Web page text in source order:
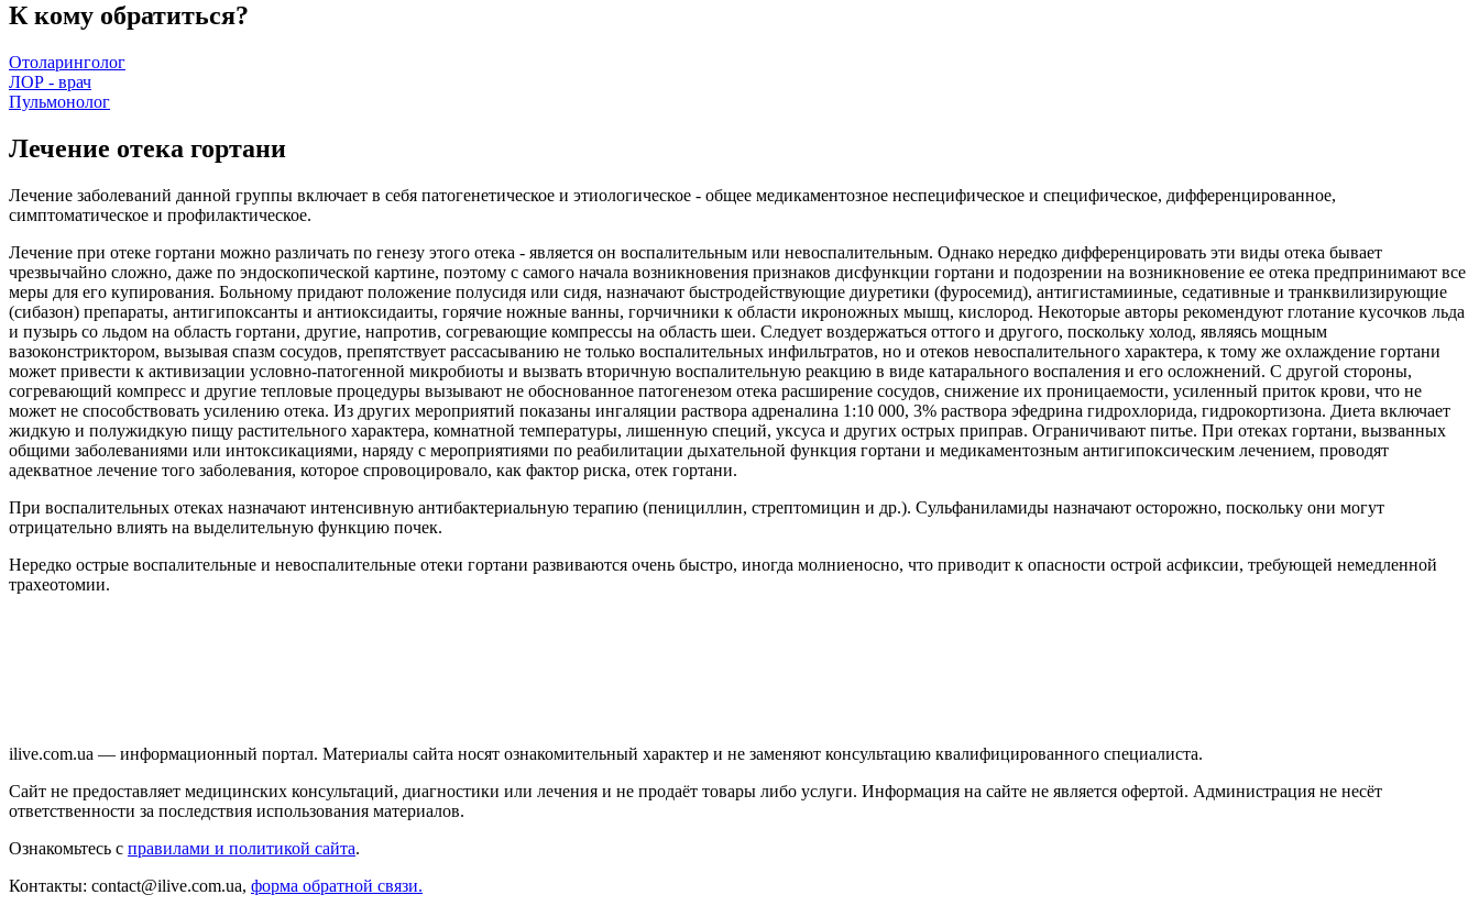
К кому обратиться?
Отоларинголог
ЛОР - врач
Пульмонолог
Лечение отека гортани
Лечение заболеваний данной группы включает в себя патогенетическое и этиологическое - общее медикаментозное неспецифическое и специфическое, дифференцированное,
симптоматическое и профилактическое.
Лечение при отеке гортани можно различать по генезу этого отека - является он воспалительным или невоспалительным. Однако нередко дифференцировать эти виды отека бывает
чрезвычайно сложно, даже по эндоскопической картине, поэтому с самого начала возникновения признаков дисфункции гортани и подозрении на возникновение ее отека предпринимают все
меры для его купирования. Больному придают положение полусидя или сидя, назначают быстродействующие диуретики (фуросемид), антигистамииные, седативные и транквилизирующие
(сибазон) препараты, антигипоксанты и антиоксидаиты, горячие ножные ванны, горчичники к области икроножных мышц, кислород. Некоторые авторы рекомендуют глотание кусочков льда
и пузырь со льдом на область гортани, другие, напротив, согревающие компрессы на область шеи. Следует воздержаться оттого и другого, поскольку холод, являясь мощным
вазоконстриктором, вызывая спазм сосудов, препятствует рассасыванию не только воспалительных инфильтратов, но и отеков невоспалительного характера, к тому же охлаждение гортани
может привести к активизации условно-патогенной микробиоты и вызвать вторичную воспалительную реакцию в виде катарального воспаления и его осложнений. С другой стороны,
согревающий компресс и другие тепловые процедуры вызывают не обоснованное патогенезом отека расширение сосудов, снижение их проницаемости, усиленный приток крови, что не
может не способствовать усилению отека. Из других мероприятий показаны ингаляции раствора адреналина 1:10 000, 3% раствора эфедрина гидрохлорида, гидрокортизона. Диета включает
жидкую и полужидкую пищу растительного характера, комнатной температуры, лишенную специй, уксуса и других острых приправ. Ограничивают питье. При отеках гортани, вызванных
общими заболеваниями или интоксикациями, наряду с мероприятиями по реабилитации дыхательной функция гортани и медикаментозным антигипоксическим лечением, проводят
адекватное лечение того заболевания, которое спровоцировало, как фактор риска, отек гортани.
При воспалительных отеках назначают интенсивную антибактериальную терапию (пенициллин, стрептомицин и др.). Сульфаниламиды назначают осторожно, поскольку они могут
отрицательно влиять на выделительную функцию почек.
Нередко острые воспалительные и невоспалительные отеки гортани развиваются очень быстро, иногда молниеносно, что приводит к опасности острой асфиксии, требующей немедленной
трахеотомии.
ilive.com.ua — информационный портал. Материалы сайта носят ознакомительный характер и не заменяют консультацию квалифицированного специалиста.
Сайт не предоставляет медицинских консультаций, диагностики или лечения и не продаёт товары либо услуги. Информация на сайте не является офертой. Администрация не несёт
ответственности за последствия использования материалов.
Ознакомьтесь с правилами и политикой сайта.
Контакты: contact@ilive.com.ua, форма обратной связи.